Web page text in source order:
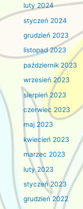
luty 2024
styczeń 2024
grudzień 2023
listopad 2023
październik 2023
wrzesień 2023
sierpień 2023
czerwiec 2023
maj 2023
kwiecień 2023
marzec 2023
luty 2023
styczeń 2023
grudzień 2022